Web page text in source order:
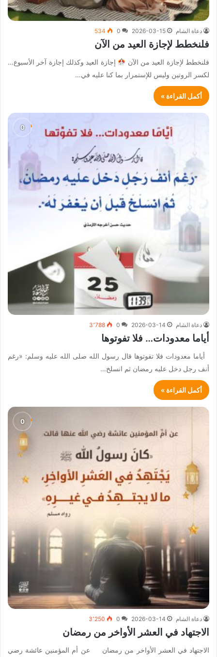
دعاة الشام 2026-03-15
0
534
فلنخطط لإجازة العيد من الآن
فلنخطط لإجازة العيد من الآن
إجازة العيد وكذلك إجازة آخر الأسبوع…
لكسر الروتين وليس للإستمرار بما كنا عليه في…
أكمل القراءة »
دعاة الشام 2026-03-14
0 3٬788
أياما معدودات… فلا تفوتوها
أياما معدودات فلا تفوتوها قال رسول الله صلى الله عليه وسلم: «رغم
أنف رجل دخل عليه رمضان ثم انسلخ…
أكمل القراءة »
دعاة الشام 2026-03-14
0 3٬250
الاجتهاد في العشر الأواخر من رمضان
الاجتهاد في العشر الأواخر من رمضان عن أم المؤمنين عائشة رضي